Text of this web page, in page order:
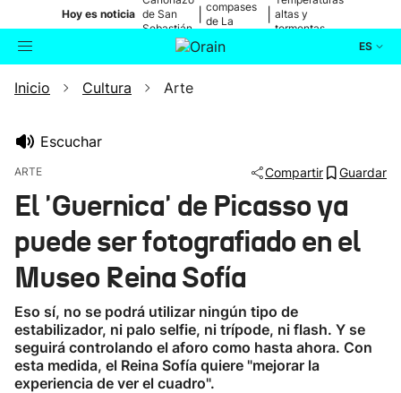
Hoy es noticia de San
Sebastián
compases
de La
altas y
tormentas
ES
Buscador Actualidad
Ikusmiran
Eguraldia
Inicio Cultura Arte
Escuchar
ARTE Compartir Guardar
El 'Guernica' de Picasso ya
puede ser fotografiado en el
Museo Reina Sofía
Eso sí, no se podrá utilizar ningún tipo de
estabilizador, ni palo selfie, ni trípode, ni flash. Y se
seguirá controlando el aforo como hasta ahora. Con
esta medida, el Reina Sofía quiere "mejorar la
experiencia de ver el cuadro".